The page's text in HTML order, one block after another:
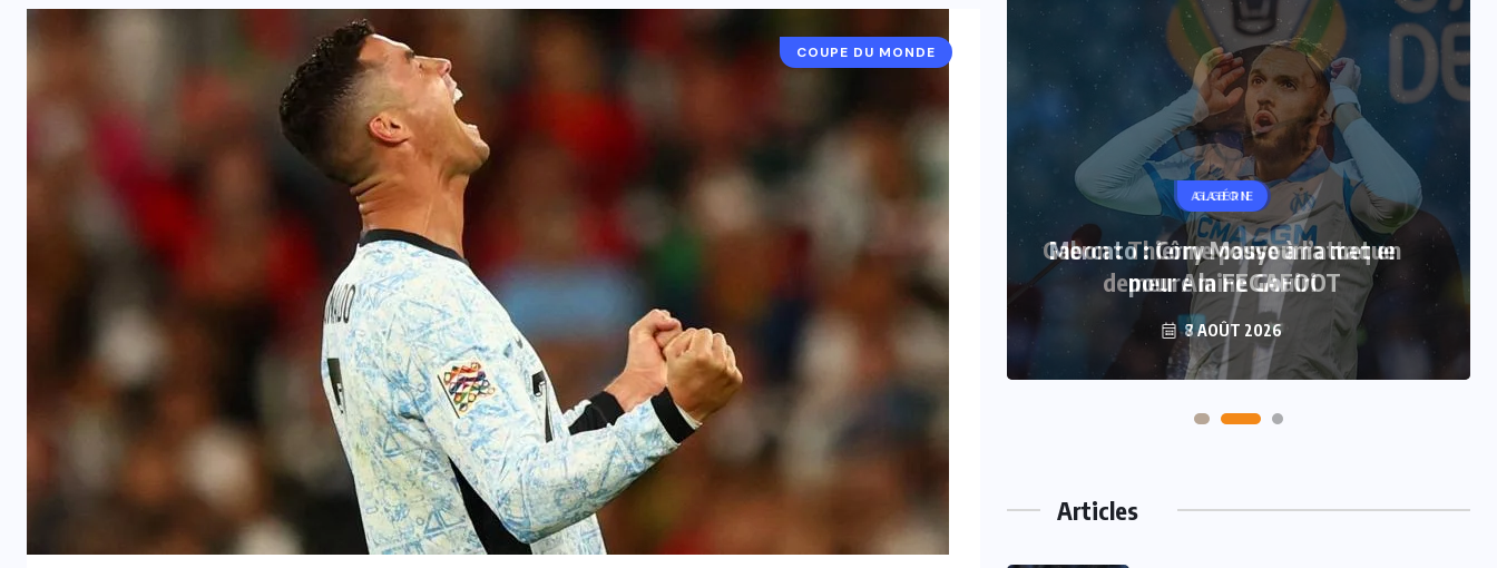
COUPE DU MONDE
INTERNATIONAL
Violences conjugales : Requisitoire
sévère contre l’arbitre Abdelatif
Kherradji
7 AOÛT 2026
Mercato : Côme passe à l’attaque
pour Amine Gouiri
8 AOÛT 2026
GABON
Gabon : Thierry Mouyouma met en
demeure la FEGAFOOT
7 AOÛT 2026
Articles